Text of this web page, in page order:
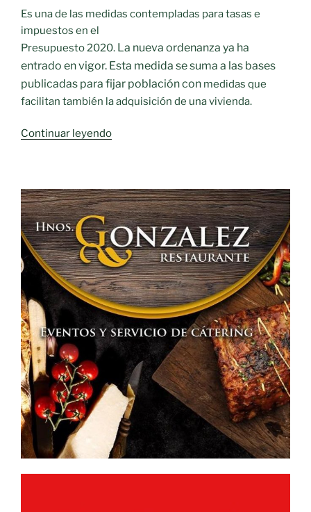
Es una de las medidas contempladas para tasas e
impuestos en el
Presupuesto 2020. La nueva ordenanza ya ha
entrado en vigor. Esta medida se suma a las bases
publicadas para fijar población con medidas que
facilitan también la adquisición de una vivienda.
Continuar leyendo«EL
ELIMINA
LA
TASA
DE
LICENCIA
DE
APERTURA
DE
ACTIVIDAD
Y
DE
CAMBIO
DE
TITULARIDAD»